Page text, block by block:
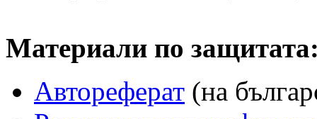
Материали по
Автореферат (на